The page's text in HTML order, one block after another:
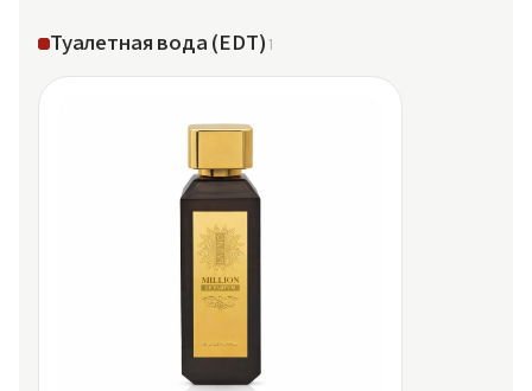
Туалетная вода (EDT)1